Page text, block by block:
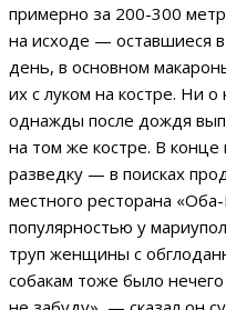
примерно за 200-300
на исходе — оставшиеся
день, в основном
их с луком на костре. Ни
однажды после дождя
на том же костре. В
разведку — в поисках
местного ресторана
популярностью у
труп женщины с
собакам тоже было